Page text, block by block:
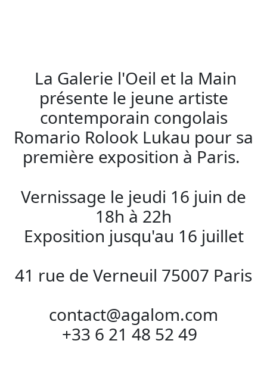
La Galerie l'Oeil et la Main
présente le jeune artiste
contemporain congolais
Romario Rolook Lukau pour sa
première exposition à Paris.
Vernissage le jeudi 16 juin de
18h à 22h
Exposition jusqu'au 16 juillet
41 rue de Verneuil 75007 Paris
contact@agalom.com
+33 6 21 48 52 49